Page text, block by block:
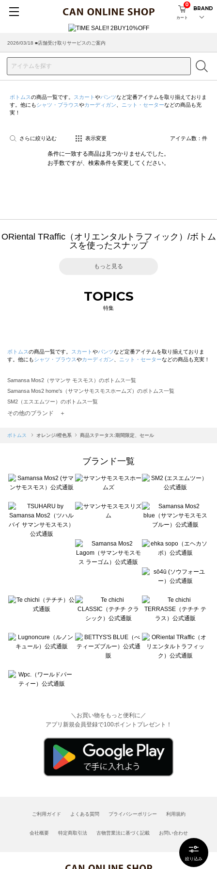
カート
0
BRAND
2026/03/18 ■店舗受け取りサービスのご案内
絞り込み
ボトムスの商品一覧です。 スカート やパンツなど定番アイテムを取り揃えておりま
す。他にもシャツ・ブラウスやカーディガン ニット・セーターなどの商品も充
実！
さらに絞り込む 表示変更 アイテム数： 件
条件に一致する商品は見つかりませんでした。
お手数ですが、検索条件を変更してください。
ORiental TRaffic（オリエンタルトラフィック）/ボトム
スを使ったスナップ
もっと見る
TOPICS
特集
ボトムスの商品一覧です。 スカート やパンツなど定番アイテムを取り揃えておりま
す。他にもシャツ・ブラウスやカーディガン ニット・セーターなどの商品も充実！
Samansa Mos2（サマンサ モスモス）のボトムス一覧
Samansa Mos2 home's（サマンサモスモスホームズ）のボトムス一覧
SM2（エスエムツー）のボトムス一覧
TSUHARU by Samansa Mos2（ツハルバイサマンサモスモス）のボトムス一覧
Samansa Mos2 blue（サマンサモスモス ブルー）のボトムス一覧
sō4ū（ソウフォーユー）のボトムス一覧
Te chichi（テチチ）のボトムス一覧
Te chichi CLASSIC（テチチ クラシック）のボトムス一覧
Lugnoncure（ルノンキュール）のボトムス一覧
BETTY'S BLUE（べティーズブルー）のボトムス一覧
Wpc.（ワールドパーティー）のボトムス一覧
その他のブランド ＋
ボトムス オレンジ/橙色系 商品ステータス:期間限定、セール
ブランド一覧
＼お買い物をもっと便利に／
アプリ新規会員登録で100ポイントプレゼント！
ご利用ガイド よくある質問 プライバシーポリシー 利用規約
会社概要 特定商取引法 古物営業法に基づく記載 お問い合わせ